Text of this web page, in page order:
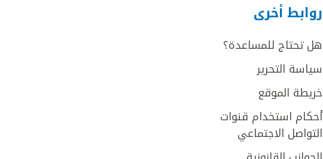
روابط أخرى
هل تحتاج للمساعدة؟
سياسة التحرير
خريطة الموقع
أحكام استخدام قنوات
التواصل الاجتماعي